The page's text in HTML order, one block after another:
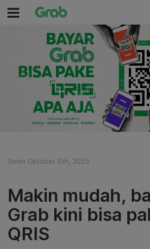
Senin Oktober 6th, 2025
Makin mudah,
Grab kini bisa
QRIS